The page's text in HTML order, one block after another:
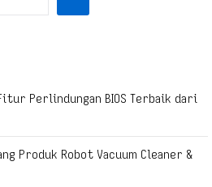
Perlindungan BIOS Terbaik dari
Produk Robot Vacuum Cleaner &